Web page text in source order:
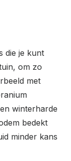
die je kunt
om zo
met
winterharde
bedekt
minder kans